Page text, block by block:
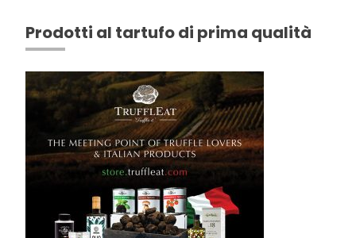
Prodotti al tartufo di prima qualità